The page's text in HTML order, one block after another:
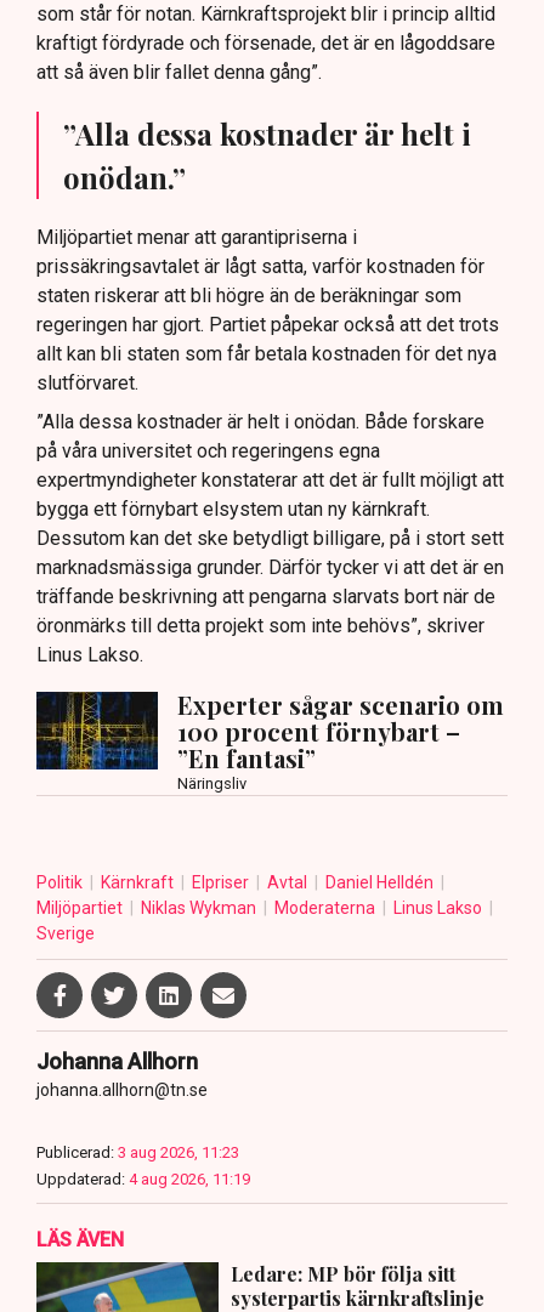
som står för notan. Kärnkraftsprojekt blir i princip alltid
kraftigt fördyrade och försenade, det är en lågoddsare
att så även blir fallet denna gång”.
”Alla dessa kostnader är helt i
onödan.”
Miljöpartiet menar att garantipriserna i
prissäkringsavtalet är lågt satta, varför kostnaden för
staten riskerar att bli högre än de beräkningar som
regeringen har gjort. Partiet påpekar också att det trots
allt kan bli staten som får betala kostnaden för det nya
slutförvaret.
”Alla dessa kostnader är helt i onödan. Både forskare
på våra universitet och regeringens egna
expertmyndigheter konstaterar att det är fullt möjligt att
bygga ett förnybart elsystem utan ny kärnkraft.
Dessutom kan det ske betydligt billigare, på i stort sett
marknadsmässiga grunder. Därför tycker vi att det är en
träffande beskrivning att pengarna slarvats bort när de
öronmärks till detta projekt som inte behövs”, skriver
Linus Lakso.
Experter sågar scenario om
100 procent förnybart –
”En fantasi”
Näringsliv
Politik Kärnkraft Elpriser Avtal
Daniel Helldén
Miljöpartiet
Niklas Wykman Moderaterna
Linus Lakso
Sverige
Johanna Allhorn
johanna.allhorn@tn.se
Publicerad: 3 aug 2026, 11:23
Uppdaterad: 4 aug 2026, 11:19
LÄS ÄVEN
Ledare: MP bör följa sitt
systerpartis kärnkraftslinje